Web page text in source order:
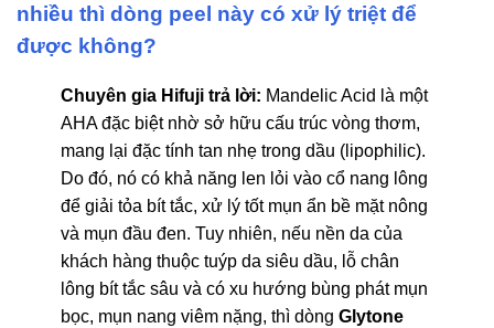
nhiều thì dòng peel này có xử lý triệt để
được không?
Chuyên gia Hifuji trả lời: Mandelic Acid là một
AHA đặc biệt nhờ sở hữu cấu trúc vòng thơm,
mang lại đặc tính tan nhẹ trong dầu (lipophilic).
Do đó, nó có khả năng len lỏi vào cổ nang lông
để giải tỏa bít tắc, xử lý tốt mụn ẩn bề mặt nông
và mụn đầu đen. Tuy nhiên, nếu nền da của
khách hàng thuộc tuýp da siêu dầu, lỗ chân
lông bít tắc sâu và có xu hướng bùng phát mụn
bọc, mụn nang viêm nặng, thì dòng Glytone